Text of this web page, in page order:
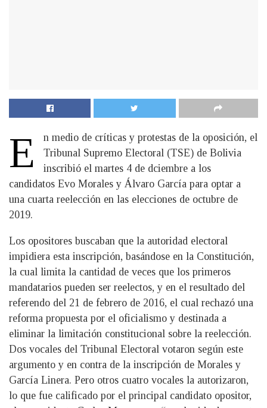
E
n medio de críticas y protestas de la oposición, el
Tribunal Supremo Electoral (TSE) de Bolivia
inscribió el martes 4 de dciembre a los
candidatos Evo Morales y Álvaro García para optar a
una cuarta reelección en las elecciones de octubre de
2019.
Los opositores buscaban que la autoridad electoral
impidiera esta inscripción, basándose en la Constitución,
la cual limita la cantidad de veces que los primeros
mandatarios pueden ser reelectos, y en el resultado del
referendo del 21 de febrero de 2016, el cual rechazó una
reforma propuesta por el oficialismo y destinada a
eliminar la limitación constitucional sobre la reelección.
Dos vocales del Tribunal Electoral votaron según este
argumento y en contra de la inscripción de Morales y
García Linera. Pero otros cuatro vocales la autorizaron,
lo que fue calificado por el principal candidato opositor,